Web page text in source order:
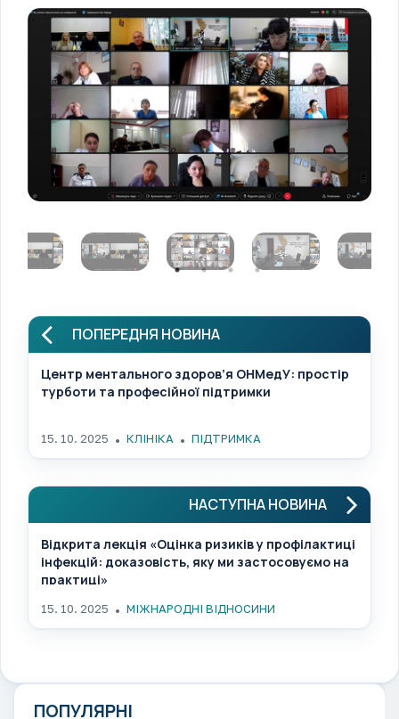
ПОПЕРЕДНЯ НОВИНА
Центр ментального здоров’я ОНМедУ: простір
турботи та професійної підтримки
15. 10. 2025 КЛІНІКА ПІДТРИМКА
НАСТУПНА НОВИНА
Відкрита лекція «Оцінка ризиків у профілактиці
інфекцій: доказовість, яку ми застосовуємо на
практиці»
15. 10. 2025 МІЖНАРОДНІ ВІДНОСИНИ
ПОПУЛЯРНІ